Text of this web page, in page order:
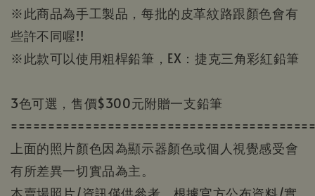
※此商品為手工製品，每批的皮革紋路跟顏色會有
些許不同喔!!
※此款可以使用粗桿鉛筆，EX：捷克三角彩紅鉛筆
3色可選，售價$300元附贈一支鉛筆
上面的照片顏色因為顯示器顏色或個人視覺感受會
有所差異一切實品為主。